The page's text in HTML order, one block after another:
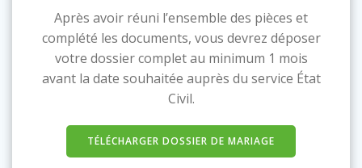
Après avoir réuni l’ensemble des pièces et
complété les documents, vous devrez déposer
votre dossier complet au minimum 1 mois
avant la date souhaitée auprès du service État
Civil.
TÉLÉCHARGER DOSSIER DE MARIAGE